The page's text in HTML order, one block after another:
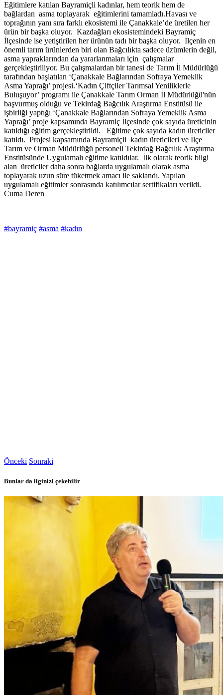
Eğitimlere katılan Bayramiçli kadınlar, hem teorik hem de
bağlardan asma toplayarak eğitimlerini tamamladı.Havası ve
toprağının yanı sıra farklı ekosistemi ile Çanakkale’de üretilen her
ürün bir başka oluyor. Kazdağları ekosistemindeki Bayramiç
İlçesinde ise yetiştirilen her ürünün tadı bir başka oluyor. İlçenin en
önemli tarım ürünlerden biri olan Bağcılıkta sadece üzümlerin değil,
asma yapraklarından da yararlanmaları için çalışmalar
gerçekleştiriliyor. Bu çalışmalardan bir tanesi de Tarım İl Müdürlüğü
tarafından başlatılan ‘Çanakkale Bağlarından Sofraya Yemeklik
Asma Yaprağı’ projesi.‘Kadın Çiftçiler Tarımsal Yeniliklerle
Buluşuyor’ programı ile Çanakkale Tarım Orman İl Müdürlüğü'nün
başvurmuş olduğu ve Tekirdağ Bağcılık Araştırma Enstitüsü ile
işbirliği yaptığı ‘Çanakkale Bağlarından Sofraya Yemeklik Asma
Yaprağı’ proje kapsamında Bayramiç İlçesinde çok sayıda üreticinin
katıldığı eğitim gerçekleştirildi. Eğitime çok sayıda kadın üreticiler
katıldı. Projesi kapsamında Bayramiçli kadın üreticileri ve İlçe
Tarım ve Orman Müdürlüğü personeli Tekirdağ Bağcılık Araştırma
Enstitüsünde Uygulamalı eğitime katıldılar. İlk olarak teorik bilgi
alan üreticiler daha sonra bağlarda uygulamalı olarak asma
toplayarak uzun süre tüketmek amacı ile saklandı. Yapılan
uygulamalı eğitimler sonrasında katılımcılar sertifikaları verildi.
Cuma Deren
#bayramiç #asma #kadın
Önceki Sonraki
Bunlar da ilginizi çekebilir